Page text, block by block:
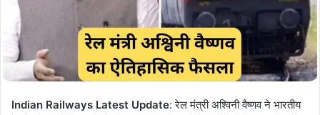
Indian Railways Latest Update: रेल मंत्री अश्विनी वैष्णव ने भारतीय